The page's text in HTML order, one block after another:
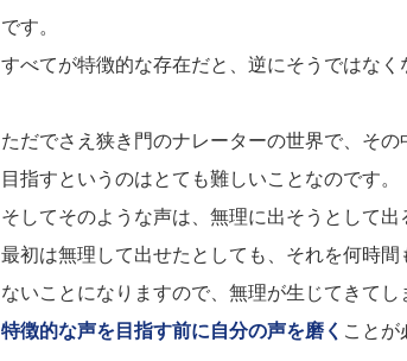
です。
すべてが特徴的な存在だと、逆にそうではなく
ただでさえ狭き門のナレーターの世界で、そ
目指すというのはとても難しいことなのです。
そしてそのような声は、無理に出そうとして出
最初は無理して出せたとしても、それを何時
ないことになりますので、無理が生じてきてし
特徴的な声を目指す前に自分の声を磨く ことが